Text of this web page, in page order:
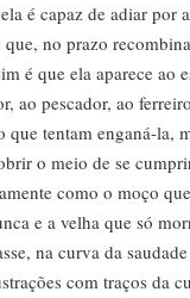
é capaz de adiar por
no prazo
é que ela aparece ao
ao pescador, ao
que tentam enganá-la,
o meio de se
como o moço
e a velha que só
na curva da
com traços da